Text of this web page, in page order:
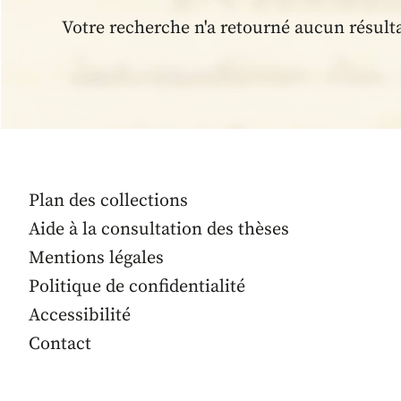
Votre recherche n'a retourné aucun
Plan des collections
Aide à la consultation des thèses
Mentions légales
Politique de confidentialité
Accessibilité
Contact